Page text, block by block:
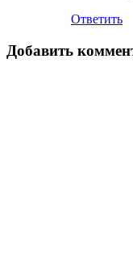
Ответить
Добавить